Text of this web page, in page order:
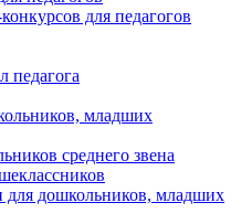
для педагогов
педагога
младших
среднего звена
для дошкольников, младших